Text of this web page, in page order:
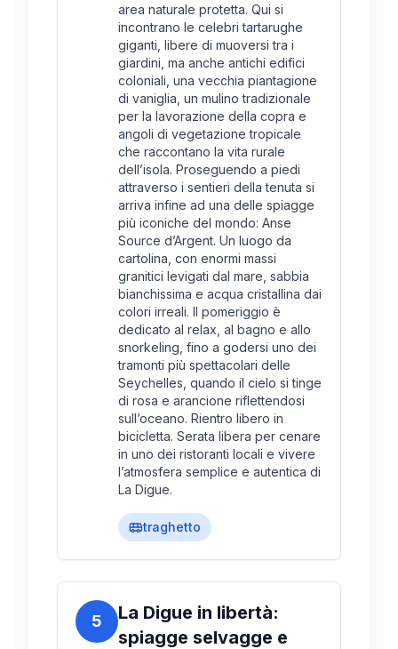
area naturale protetta. Qui si
incontrano le celebri tartarughe
giganti, libere di muoversi tra i
giardini, ma anche antichi edifici
coloniali, una vecchia piantagione
di vaniglia, un mulino tradizionale
per la lavorazione della copra e
angoli di vegetazione tropicale
che raccontano la vita rurale
dell’isola. Proseguendo a piedi
attraverso i sentieri della tenuta si
arriva infine ad una delle spiagge
più iconiche del mondo: Anse
Source d’Argent. Un luogo da
cartolina, con enormi massi
granitici levigati dal mare, sabbia
bianchissima e acqua cristallina dai
colori irreali. Il pomeriggio è
dedicato al relax, al bagno e allo
snorkeling, fino a godersi uno dei
tramonti più spettacolari delle
Seychelles, quando il cielo si tinge
di rosa e arancione riflettendosi
sull’oceano. Rientro libero in
bicicletta. Serata libera per cenare
in uno dei ristoranti locali e vivere
l’atmosfera semplice e autentica di
La Digue.
traghetto
5
La Digue in libertà:
spiagge selvagge e